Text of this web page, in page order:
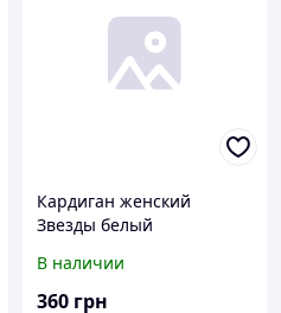
Кардиган женский
Звезды белый
В наличии
360 грн